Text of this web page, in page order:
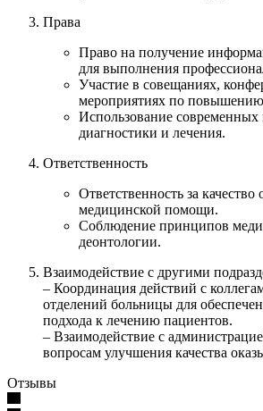
Права
Право на получение
для выполнения
Участие в совещаниях,
мероприятиях по
Использование современных
диагностики и лечения.
Ответственность
Ответственность за качество
медицинской помощи.
Соблюдение принципов
деонтологии.
Взаимодействие с другими
– Координация действий с
отделений больницы для
подхода к лечению пациентов.
– Взаимодействие с
вопросам улучшения качества
Отзывы